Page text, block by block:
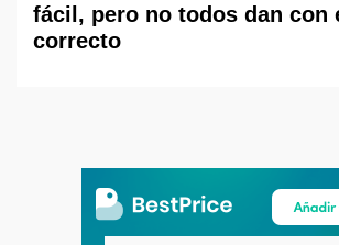
fácil, pero no todos dan con
correcto